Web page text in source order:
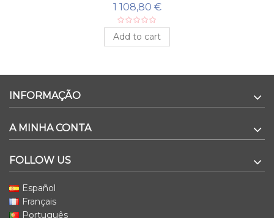
1 108,80 €
Add to cart
INFORMAÇÃO
A MINHA CONTA
FOLLOW US
Español
Français
Português